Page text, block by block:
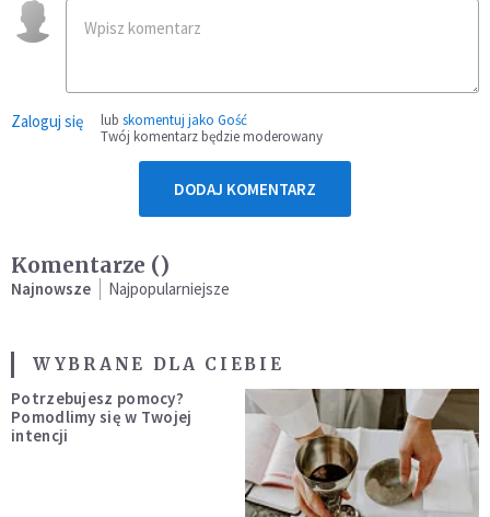
Zaloguj się lub skomentuj jako Gość
Twój komentarz będzie moderowany
DODAJ KOMENTARZ
Komentarze ()
Najnowsze Najpopularniejsze
WYBRANE DLA CIEBIE
Potrzebujesz pomocy?
Pomodlimy się w Twojej
intencji